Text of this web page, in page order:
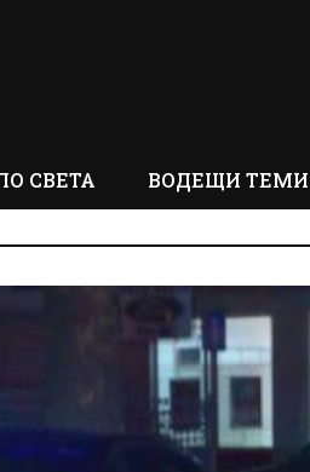
СВЕТА ВОДЕЩИ ТЕМИ